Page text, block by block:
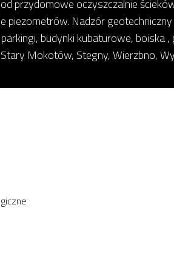
Nadzór
budynki kubaturowe, boiska ,
Mokotów, Stegny, Wierzbno,